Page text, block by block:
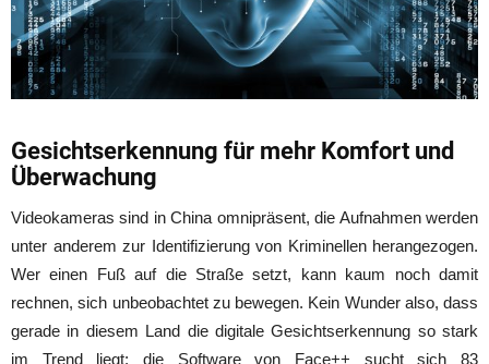
Gesichtserkennung für mehr Komfort und
Überwachung
Videokameras sind in China omnipräsent, die Aufnahmen werden
unter anderem zur Identifizierung von Kriminellen herangezogen.
Wer einen Fuß auf die Straße setzt, kann kaum noch damit
rechnen, sich unbeobachtet zu bewegen. Kein Wunder also, dass
gerade in diesem Land die digitale Gesichtserkennung so stark
im Trend liegt; die Software von Face++ sucht sich 83